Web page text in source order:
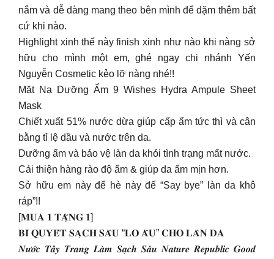
nắm và dễ dàng mang theo bên mình để dặm thêm bất
cứ khi nào.
Highlight xinh thế này finish xinh như nào khi nàng sở
hữu cho mình một em, ghé ngay chi nhánh Yến
Nguyễn Cosmetic kẻo lỡ nàng nhé!!
Mặt Nạ Dưỡng Ẩm 9 Wishes Hydra Ampule Sheet
Mask
Chiết xuất 51% nước dừa giúp cấp ẩm tức thì và cân
bằng tỉ lệ dầu và nước trên da.
Dưỡng ẩm và bảo vệ làn da khỏi tình trạng mất nước.
Cải thiện hàng rào độ ẩm & giúp da ẩm mịn hơn.
Sở hữu em này để hè này để “Say bye” làn da khô
ráp”!!
[𝐌𝐔𝐀 𝟏 𝐓𝐀̣̆𝐍𝐆 𝟏]
𝐁𝐈́ 𝐐𝐔𝐘𝐄̂́𝐓 𝐒𝐀̣𝐂𝐇 𝐒𝐀̂𝐔 “𝐋𝐎 𝐀̂𝐔” 𝐂𝐇𝐎 𝐋𝐀̀𝐍 𝐃𝐀
𝑵𝒖̛𝒐̛́𝒄 𝑻𝒂̂̉𝒚 𝑻𝒓𝒂𝒏𝒈 𝑳𝒂̀𝒎 𝑺𝒂̣𝒄𝒉 𝑺𝒂̂𝒖 𝑵𝒂𝒕𝒖𝒓𝒆 𝑹𝒆𝒑𝒖𝒃𝒍𝒊𝒄 𝑮𝒐𝒐𝒅